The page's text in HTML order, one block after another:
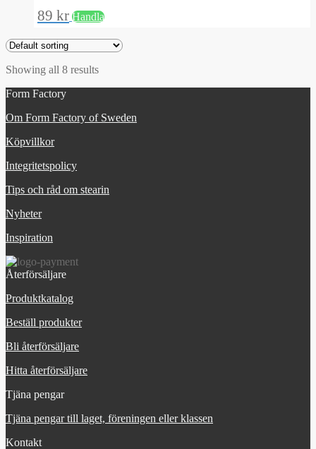
89 kr Handla
Showing all 8 results
Form Factory
Om Form Factory of Sweden
Köpvillkor
Integritetspolicy
Tips och råd om stearin
Nyheter
Inspiration
Återförsäljare
Produktkatalog
Beställ produkter
Bli återförsäljare
Hitta återförsäljare
Tjäna pengar
Tjäna pengar till laget, föreningen eller klassen
Kontakt